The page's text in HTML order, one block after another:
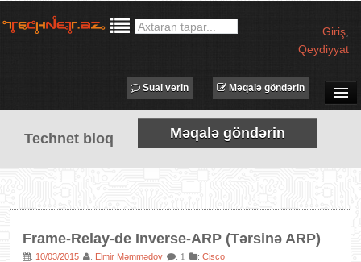
Giriş
Qeydiyyat
SUAL-CAVAB
TECHNET TV
MƏQALƏLƏR
PROQRAMLAR
Məqalə göndərin
Sual verin
Technet bloq Məqalə göndərin
Frame-Relay-de Inverse-ARP (Tərsinə ARP)
: 10/03/2015 : Elmir Məmmədov : 1 : Cisco